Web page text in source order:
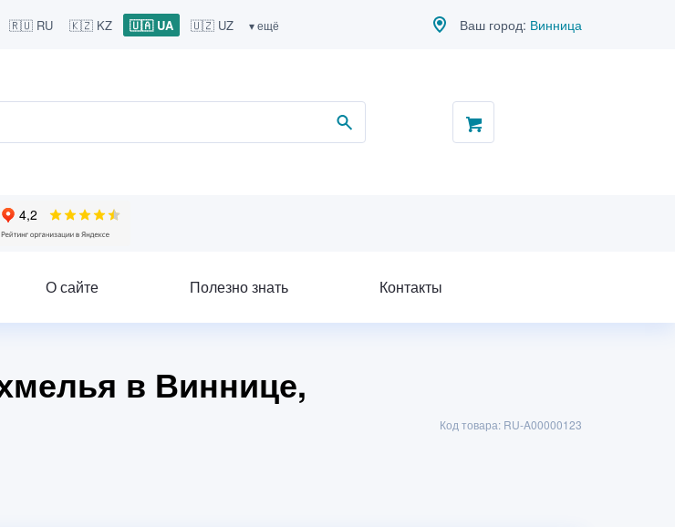
🇷🇺 RU 🇰🇿 KZ 🇺🇦 UA 🇺🇿 UZ ▾ ещё Ваш город: Винница
О сайте Полезно знать Контакты
в Виннице,
Код товара: RU-A00000123